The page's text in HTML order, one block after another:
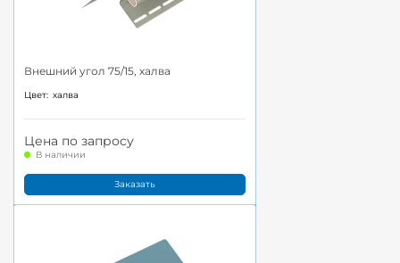
Внешний угол 75/15, халва
Цвет: халва
Цена по запросу
В наличии
Заказать